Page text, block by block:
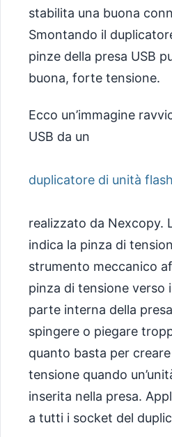
stabilita una buona
Smontando il
pinze della presa USB
buona, forte tensione.
Ecco un’immagine
USB da un
duplicatore di unità
realizzato da Nexcopy.
indica la pinza di
strumento meccanico
pinza di tensione verso
parte interna della
spingere o piegare
quanto basta per
tensione quando
inserita nella presa.
a tutti i socket del